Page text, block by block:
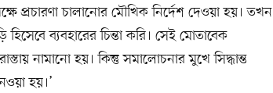
প্রচারণা চালানোর মৌখিক নির্দেশ দেওয়া হয়। তখন
ব্যবহারের চিন্তা করি। সেই মোতাবেক
নামানো হয়। কিন্তু সমালোচনার মুখে সিদ্ধান্ত
হয়।’